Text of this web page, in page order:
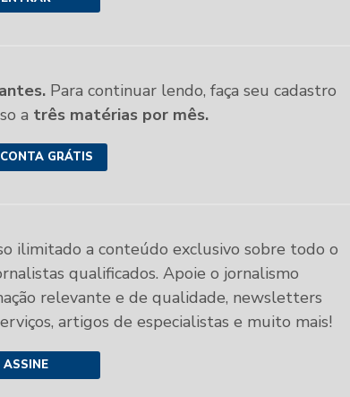
Para continuar lendo, faça seu cadastro
a três matérias por mês.
GRÁTIS
ilimitado a conteúdo exclusivo sobre todo o
qualificados. Apoie o jornalismo
relevante e de qualidade, newsletters
artigos de especialistas e muito mais!
ASSINE